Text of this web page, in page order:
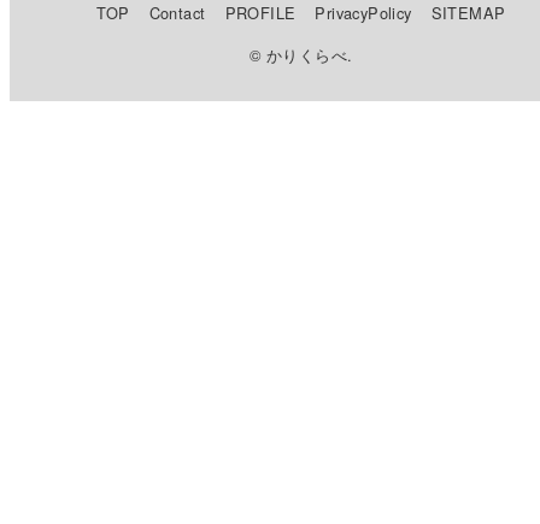
TOP Contact PROFILE PrivacyPolicy
SITEMAP
© かりくらべ.